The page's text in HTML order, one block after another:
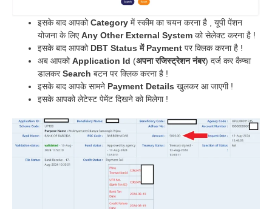
इसके बाद आपकोCategory में स्कीम का चयन करना है , यूपी पेंशन
योजना के लिएAny Other External System को सेलेक्ट करना है !
इसके बाद आपको DBT Status में Payment पर क्लिक करना है !
अब आपकोApplication Id (अपना रजिस्ट्रेशन नंबर) दर्ज कर कैप्चा
डालकरSearch बटन पर क्लिक करना है !
इसके बाद आपके सामने Payment Details खुलकर आ जाएगी !
इसके आपको लेटेस्ट पेमेंट दिखने को मिलेगा !